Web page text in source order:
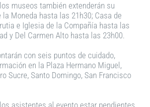
museos también extenderán su
la Moneda hasta las 21h30; Casa de
e Iglesia de la Compañía hasta las
y Del Carmen Alto hasta las 23h00.
con seis puntos de cuidado,
en la Plaza Hermano Miguel,
Sucre, Santo Domingo, San Francisco
asistentes al evento estar pendientes